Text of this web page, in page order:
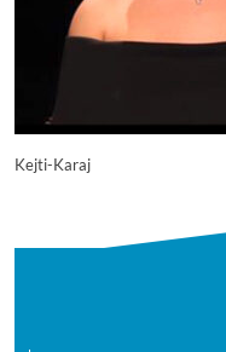
Kejti-Karaj